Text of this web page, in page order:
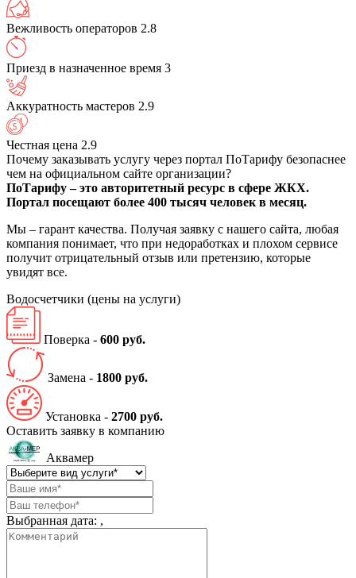
Вежливость операторов 2.8
Приезд в назначенное время 3
Аккуратность мастеров 2.9
Честная цена 2.9
Почему заказывать услугу через портал ПоТарифу безопаснее
чем на официальном сайте организации?
ПоТарифу – это авторитетный ресурс в сфере ЖКХ.
Портал посещают более 400 тысяч человек в месяц.
Мы – гарант качества. Получая заявку с нашего сайта, любая
компания понимает, что при недоработках и плохом сервисе
получит отрицательный отзыв или претензию, которые
увидят все.
Водосчетчики (цены на услуги)
Поверка - 600 руб.
Замена - 1800 руб.
Установка - 2700 руб.
Оставить заявку в компанию
Аквамер
Выбранная дата: ,